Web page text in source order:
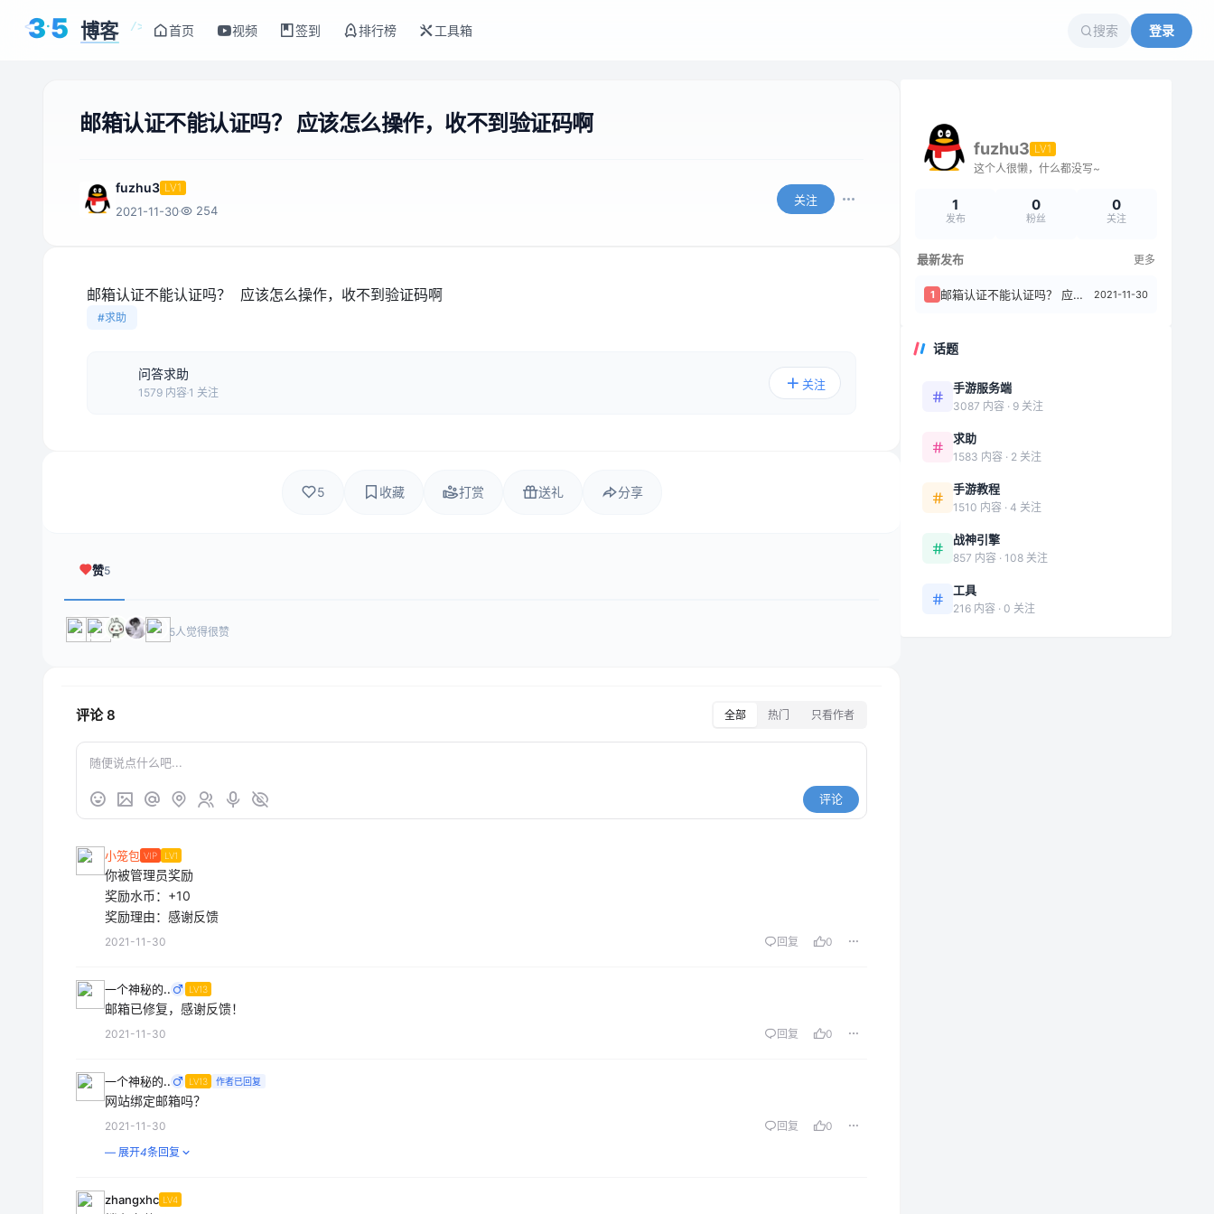
< />
35 博客 首页 视频 签到 排行榜 工具箱 搜索 登录
邮箱认证不能认证吗？ 应该怎么操作，收不到验证码啊
fuzhu3 LV1
2021-11-30 254
关注
邮箱认证不能认证吗？ 应该怎么操作，收不到验证码啊
#求助
问答求助
1579 内容 1 关注
关注
5 收藏 打赏 送礼 分享
赞5
5人觉得很赞
评论8 全部 热门 只看作者
评论
小笼包 VIP LV1
你被管理员奖励
奖励水币：+10
奖励理由：感谢反馈
2021-11-30 回复 0
一个神秘的.. LV13
邮箱已修复，感谢反馈！
2021-11-30 回复 0
一个神秘的.. LV13 作者已回复
网站绑定邮箱吗？
2021-11-30 回复
0
— 展开4条回复
zhangxhc LV4
fuzhu3 LV1
这个人很懒，什么都没写~
1
发布
0
粉丝
0
关注
最新发布 更多
1 邮箱认证不能认证吗？ 应该怎么操作，收不到验证码啊 2021-11-30
话题
手游服务端
3087 内容 · 9 关注
求助
1583 内容 · 2 关注
手游教程
1510 内容 · 4 关注
战神引擎
857 内容 · 108 关注
工具
216 内容 · 0 关注